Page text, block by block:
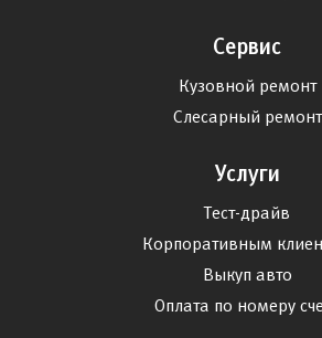
Сервис
Кузовной ремонт
Слесарный ремонт
Услуги
Тест-драйв
Корпоративным
Выкуп авто
Оплата по номеру